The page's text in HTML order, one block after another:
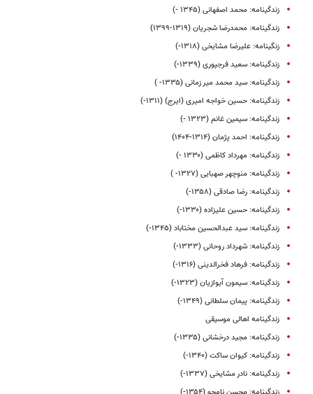
زندگینامه: محمد اصفهانی (۱۳۴۵ -)
زندگینامه: محمدرضا شجریان (۱۳۱۹-۱۳۹۹)
زنگینامه: علیرضا مشایخی (۱۳۱۸-)
زندگینامه: سعید فرجپوری (۱۳۳۹-)
زندگینامه: سید محمد میر زمانی (۱۳۳۵- )
زندگینامه: حسین خواجه امیری (ایرج) (۱۳۱۱-)
زندگینامه: سیمین غانم (۱۳۲۳ -)
زندگینامه: احمد پژمان (۱۳۱۴-۱۴۰۴)
زندگینامه: مهرداد کاظمی (۱۳۳۰ -)
زندگینامه: منوچهر صهبایی (۱۳۲۷- )
زندگینامه: رضا صادقی (۱۳۵۸-)
زندگینامه: حسین علیزاده (۱۳۳۰-)
زندگینامه: سید عبدالحسین مختاباد (۱۳۴۵-)
زندگینامه: شهرداد روحانی (۱۳۳۳-)
زندگینامه: فرهاد فخرالدینی (۱۳۱۶-)
زندگینامه: سیمون آیوازیان (۱۳۲۳-)
زندگینامه: پیمان سلطانی (۱۳۴۹-)
زندگینامه اهالی موسیقی
زندگینامه: مجید درخشانی (۱۳۳۵-)
زندگینامه: کیوان ساکت (۱۳۴۰-)
زندگینامه: نادر مشایخی (۱۳۳۷-)